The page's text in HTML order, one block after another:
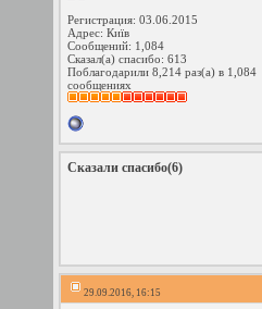
Регистрация: 03.06.2015
Адрес: Київ
Сообщений: 1,084
Сказал(а) спасибо: 613
Поблагодарили 8,214 раз(а) в 1,084
сообщениях
Сказали спасибо(6)
29.09.2016, 16:15